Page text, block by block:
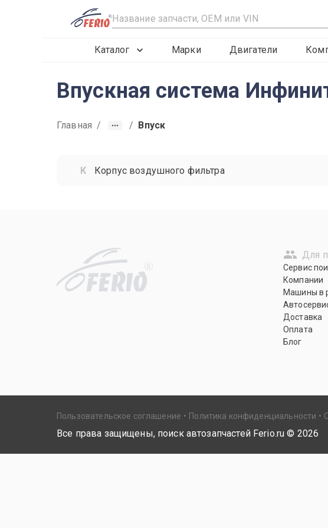
R
Каталог Марки Двигатели
Впускная система
Главная / / Впуск
Корпус воздушного фильтра
R
Для
Сервис
Компании
Машины в
Доставка
Оплата
Блог
Пользовательское соглашение Политика конфиденциальности
Все права защищены, поиск автозапчастей Ferio.ru © 2026